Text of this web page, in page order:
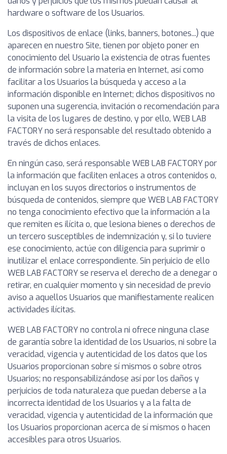
hardware o software de los Usuarios.
Los dispositivos de enlace (links, banners, botones...) que
aparecen en nuestro Site, tienen por objeto poner en
conocimiento del Usuario la existencia de otras fuentes
de información sobre la materia en Internet, así como
facilitar a los Usuarios la búsqueda y acceso a la
información disponible en Internet; dichos dispositivos no
suponen una sugerencia, invitación o recomendación para
la visita de los lugares de destino, y por ello, WEB LAB
FACTORY no será responsable del resultado obtenido a
través de dichos enlaces.
En ningún caso, será responsable WEB LAB FACTORY por
la información que faciliten enlaces a otros contenidos o,
incluyan en los suyos directorios o instrumentos de
búsqueda de contenidos, siempre que WEB LAB FACTORY
no tenga conocimiento efectivo que la información a la
que remiten es ilícita o, que lesiona bienes o derechos de
un tercero susceptibles de indemnización y, si lo tuviere
ese conocimiento, actúe con diligencia para suprimir o
inutilizar el enlace correspondiente. Sin perjuicio de ello
WEB LAB FACTORY se reserva el derecho de a denegar o
retirar, en cualquier momento y sin necesidad de previo
aviso a aquellos Usuarios que manifiestamente realicen
actividades ilícitas.
WEB LAB FACTORY no controla ni ofrece ninguna clase
de garantía sobre la identidad de los Usuarios, ni sobre la
veracidad, vigencia y autenticidad de los datos que los
Usuarios proporcionan sobre sí mismos o sobre otros
Usuarios; no responsabilizándose así por los daños y
perjuicios de toda naturaleza que puedan deberse a la
incorrecta identidad de los Usuarios y a la falta de
veracidad, vigencia y autenticidad de la información que
los Usuarios proporcionan acerca de sí mismos o hacen
accesibles para otros Usuarios.